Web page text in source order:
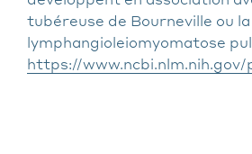
tubéreuse de Bourneville ou la
lymphangioleiomyomatose
https://